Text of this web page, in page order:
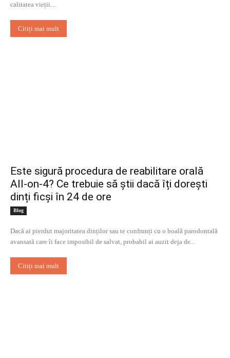
calitatea vieții....
Citiți mai mult
Este sigură procedura de reabilitare orală
All-on-4? Ce trebuie să știi dacă îți dorești
dinți ficși în 24 de ore
Blog
Dacă ai pierdut majoritatea dinților sau te confrunți cu o boală parodontală
avansată care îi face imposibil de salvat, probabil ai auzit deja de...
Citiți mai mult